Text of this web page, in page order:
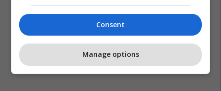
Consent
Manage options